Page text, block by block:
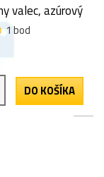
valec, azúrový
1 bod
DO KOŠÍKA